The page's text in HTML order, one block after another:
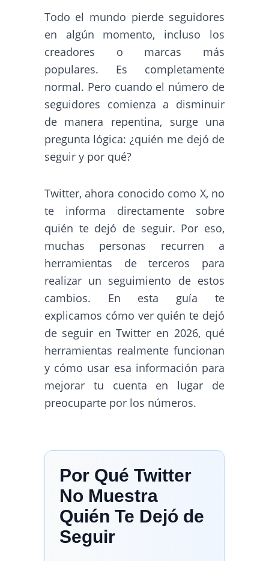
Todo el mundo pierde seguidores
en algún momento, incluso los
creadores o marcas más
populares. Es completamente
normal. Pero cuando el número de
seguidores comienza a disminuir
de manera repentina, surge una
pregunta lógica: ¿quién me dejó de
seguir y por qué?
Twitter, ahora conocido como X, no
te informa directamente sobre
quién te dejó de seguir. Por eso,
muchas personas recurren a
herramientas de terceros para
realizar un seguimiento de estos
cambios. En esta guía te
explicamos cómo ver quién te dejó
de seguir en Twitter en 2026, qué
herramientas realmente funcionan
y cómo usar esa información para
mejorar tu cuenta en lugar de
preocuparte por los números.
Por Qué Twitter
No Muestra
Quién Te Dejó de
Seguir